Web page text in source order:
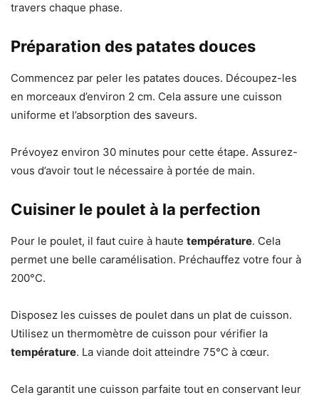
travers chaque phase.
Préparation des patates douces
Commencez par peler les patates douces. Découpez-les
en morceaux d’environ 2 cm. Cela assure une cuisson
uniforme et l’absorption des saveurs.
Prévoyez environ 30 minutes pour cette étape. Assurez-
vous d’avoir tout le nécessaire à portée de main.
Cuisiner le poulet à la perfection
Pour le poulet, il faut cuire à haute température. Cela
permet une belle caramélisation. Préchauffez votre four à
200°C.
Disposez les cuisses de poulet dans un plat de cuisson.
Utilisez un thermomètre de cuisson pour vérifier la
température. La viande doit atteindre 75°C à cœur.
Cela garantit une cuisson parfaite tout en conservant leur